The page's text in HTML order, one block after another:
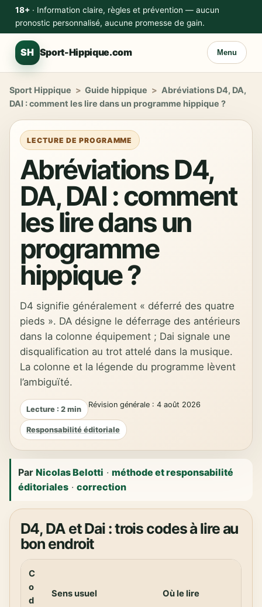
18+· Information claire, règles et prévention — aucun
pronostic personnalisé, aucune promesse de gain.
SH Sport-Hippique.com Menu
Sport Hippique > Guide hippique > Abréviations D4, DA,
DAI : comment les lire dans un programme hippique ?
LECTURE DE PROGRAMME
Abréviations D4,
DA, DAI : comment
les lire dans un
programme
hippique ?
D4 signifie généralement « déferré des quatre
pieds ». DA désigne le déferrage des antérieurs
dans la colonne équipement ; Dai signale une
disqualification au trot attelé dans la musique.
La colonne et la légende du programme lèvent
l’ambiguïté.
Lecture : 2 min Révision générale : 4 août 2026
Responsabilité éditoriale
ParNicolas Belotti ·méthode et responsabilité
éditoriales ·correction
D4, DA et Dai : trois codes à lire au
bon endroit
C
o
d
Sens usuel Où le lire